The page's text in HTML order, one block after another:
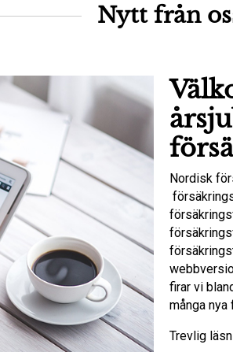
Nytt från
Nordisk
firar vi
många nya
Trevlig